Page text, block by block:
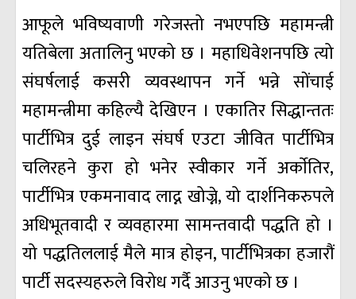
आफूले भविष्यवाणी गरेजस्तो नभएपछि महामन्त्री
यतिबेला अतालिनु भएको छ । महाधिवेशनपछि त्यो
संघर्षलाई कसरी व्यवस्थापन गर्ने भन्ने सोंचाई
महामन्त्रीमा कहिल्यै देखिएन । एकातिर सिद्धान्ततः
पार्टीभित्र दुई लाइन संघर्ष एउटा जीवित पार्टीभित्र
चलिरहने कुरा हो भनेर स्वीकार गर्ने अर्काेतिर,
पार्टीभित्र एकमनावाद लाद्न खोज्ने, यो दार्शनिकरुपले
अधिभूतवादी र व्यवहारमा सामन्तवादी पद्धति हो ।
यो पद्धतिललाई मैले मात्र होइन, पार्टीभित्रका हजारौं
पार्टी सदस्यहरुले विरोध गर्दै आउनु भएको छ ।